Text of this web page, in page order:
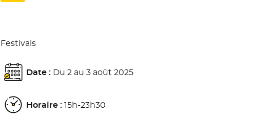
Festivals
Date :Du 2 au 3 août 2025
Horaire :15h-23h30